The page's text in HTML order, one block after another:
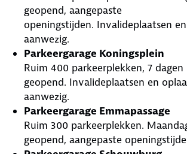
geopend, aangepaste
openingstijden. Invalideplaatsen
aanwezig.
Parkeergarage Koningsplein
Ruim 400 parkeerplekken, 7
geopend. Invalideplaatsen en
aanwezig.
Parkeergarage Emmapassage
Ruim 300 parkeerplekken.
geopend, aangepaste